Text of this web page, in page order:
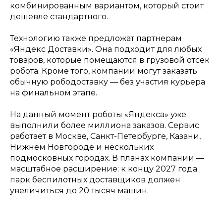
комбинированным вариантом, который стоит
дешевле стандартного.
Технологию также предложат партнерам
«Яндекс Доставки». Она подходит для любых
товаров, которые помещаются в грузовой отсек
робота. Кроме того, компании могут заказать
обычную рободоставку — без участия курьера
на финальном этапе.
На данный момент роботы «Яндекса» уже
выполнили более миллиона заказов. Сервис
работает в Москве, Санкт-Петербурге, Казани,
Нижнем Новгороде и нескольких
подмосковных городах. В планах компании —
масштабное расширение: к концу 2027 года
парк беспилотных доставщиков должен
увеличиться до 20 тысяч машин.